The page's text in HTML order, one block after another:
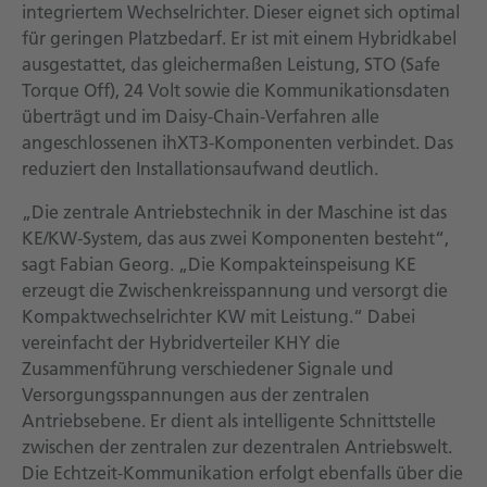
integriertem Wechselrichter. Dieser eignet sich optimal
für geringen Platzbedarf. Er ist mit einem Hybridkabel
ausgestattet, das gleichermaßen Leistung, STO (Safe
Torque Off), 24 Volt sowie die Kommunikationsdaten
überträgt und im Daisy-Chain-Verfahren alle
angeschlossenen ihXT3-Komponenten verbindet. Das
reduziert den Installationsaufwand deutlich.
„Die zentrale Antriebstechnik in der Maschine ist das
KE/KW-System, das aus zwei Komponenten besteht“,
sagt Fabian Georg. „Die Kompakteinspeisung KE
erzeugt die Zwischenkreisspannung und versorgt die
Kompaktwechselrichter KW mit Leistung.“ Dabei
vereinfacht der Hybridverteiler KHY die
Zusammenführung verschiedener Signale und
Versorgungsspannungen aus der zentralen
Antriebsebene. Er dient als intelligente Schnittstelle
zwischen der zentralen zur dezentralen Antriebswelt.
Die Echtzeit-Kommunikation erfolgt ebenfalls über die